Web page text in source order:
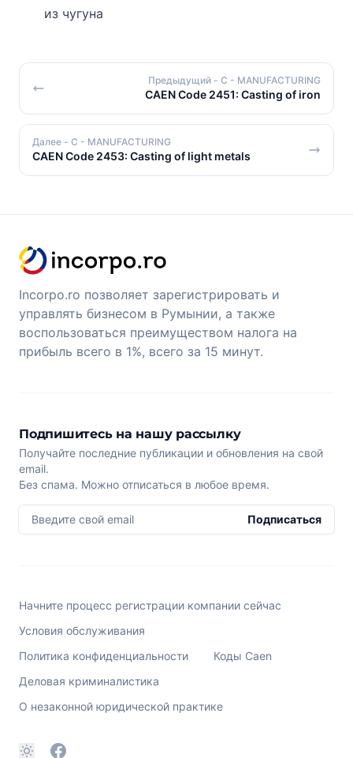
из чугуна
Предыдущий - C - MANUFACTURING
CAEN Code 2451: Casting of iron
Далее - C - MANUFACTURING
CAEN Code 2453: Casting of light metals
Incorpo.ro позволяет зарегистрировать и
управлять бизнесом в Румынии, а также
воспользоваться преимуществом налога на
прибыль всего в 1%, всего за 15 минут.
Подпишитесь на нашу рассылку
Получайте последние публикации и обновления на свой
email.
Без спама. Можно отписаться в любое время.
Введите свой email Подписаться
Начните процесс регистрации компании сейчас
Условия обслуживания
Политика конфиденциальности
Коды Caen
Деловая криминалистика
О незаконной юридической практике